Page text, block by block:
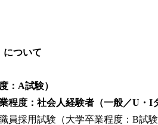
について
：A試験）
程度：社会人経験者（一般／U・I
員採用試験（大学卒業程度：B試